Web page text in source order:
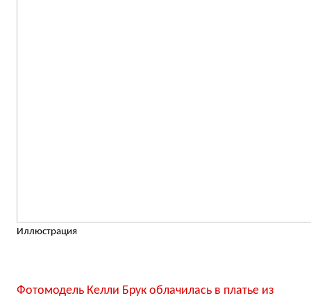
Иллюстрация
Фотомодель Келли Брук облачилась в платье из